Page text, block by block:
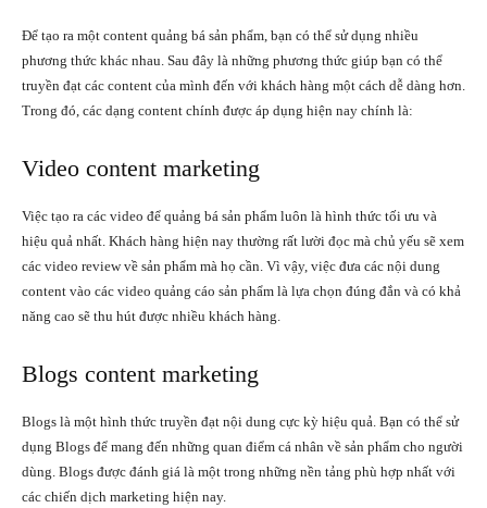
Để tạo ra một content quảng bá sản phẩm, bạn có thể sử dụng nhiều
phương thức khác nhau. Sau đây là những phương thức giúp bạn có thể
truyền đạt các content của mình đến với khách hàng một cách dễ dàng hơn.
Trong đó, các dạng content chính được áp dụng hiện nay chính là:
Video content marketing
Việc tạo ra các video để quảng bá sản phẩm luôn là hình thức tối ưu và
hiệu quả nhất. Khách hàng hiện nay thường rất lười đọc mà chủ yếu sẽ xem
các video review về sản phẩm mà họ cần. Vì vậy, việc đưa các nội dung
content vào các video quảng cáo sản phẩm là lựa chọn đúng đắn và có khả
năng cao sẽ thu hút được nhiều khách hàng.
Blogs content marketing
Blogs là một hình thức truyền đạt nội dung cực kỳ hiệu quả. Bạn có thể sử
dụng Blogs để mang đến những quan điểm cá nhân về sản phẩm cho người
dùng. Blogs được đánh giá là một trong những nền tảng phù hợp nhất với
các chiến dịch marketing hiện nay.